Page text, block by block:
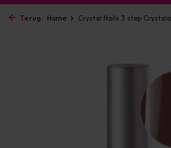
Terug Home Crystal Nails 3 step